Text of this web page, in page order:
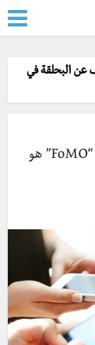
عن البحلقة في
لماذا لا نتوقّف عن البحلقة في الجوّال؟ “FoMO” هو